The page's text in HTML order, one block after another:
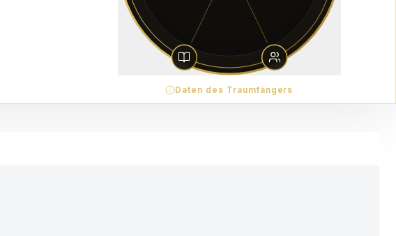
Daten des Traumfängers